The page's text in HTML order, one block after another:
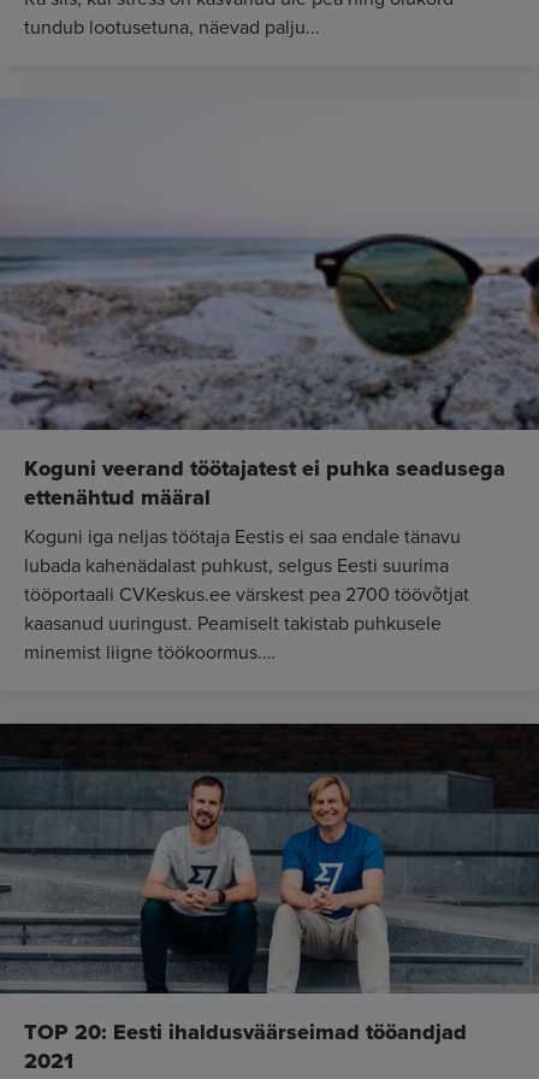
tundub lootusetuna, näevad palju...
Koguni veerand töötajatest ei puhka seadusega
ettenähtud määral
Koguni iga neljas töötaja Eestis ei saa endale tänavu
lubada kahenädalast puhkust, selgus Eesti suurima
tööportaali CVKeskus.ee värskest pea 2700 töövõtjat
kaasanud uuringust. Peamiselt takistab puhkusele
minemist liigne töökoormus.
TOP 20: Eesti ihaldusväärseimad tööandjad
2021